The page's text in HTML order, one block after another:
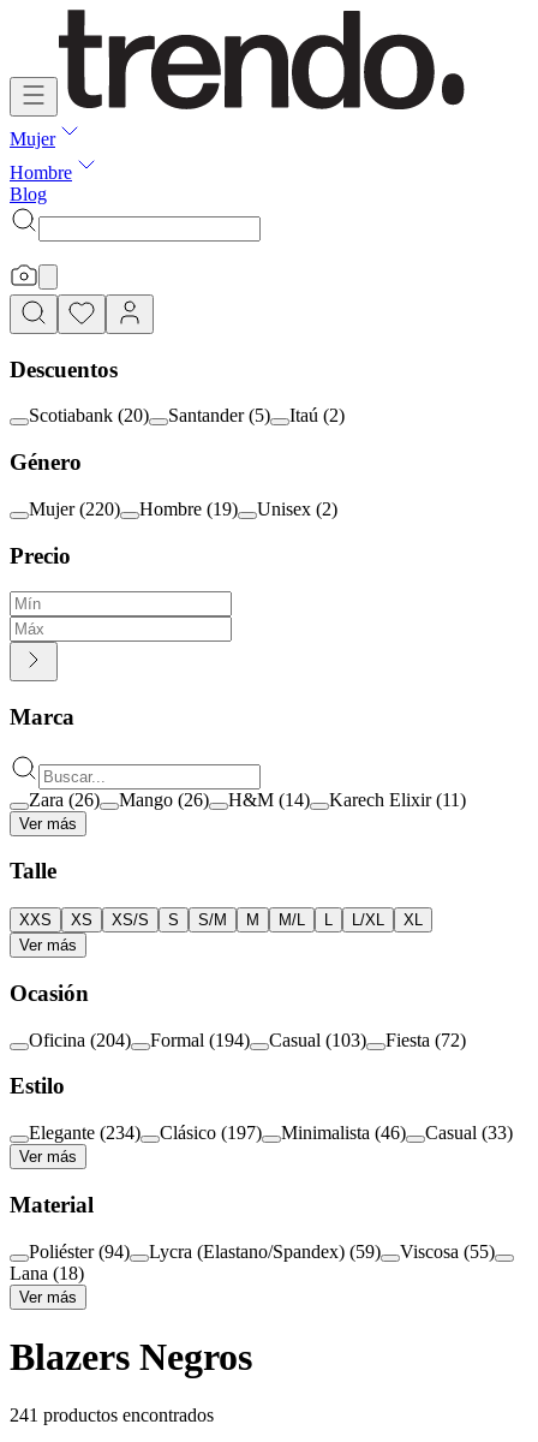
Mujer
Hombre
Blog
Descuentos
Scotiabank (20) Santander (5) Itaú (2)
Género
Mujer (220) Hombre (19) Unisex (2)
Precio
Marca
Zara (26) Mango (26) H&M (14) Karech Elixir (11)
Ver más
Talle
XXS XS XS/S S S/M M M/L L L/XL
XL
Ver más
Ocasión
Oficina (204) Formal (194) Casual (103) Fiesta (72)
Estilo
Elegante (234) Clásico (197) Minimalista (46) Casual (33)
Ver más
Material
Poliéster (94) Lycra (Elastano/Spandex) (59) Viscosa (55)
Lana (18)
Ver más
Blazers Negros
241 productos encontrados